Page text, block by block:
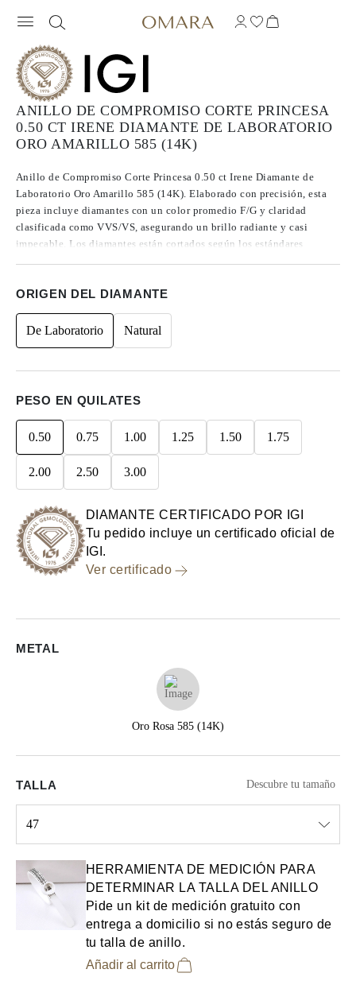
ANILLO DE COMPROMISO CORTE PRINCESA
0.50 CT IRENE DIAMANTE DE LABORATORIO
ORO AMARILLO 585 (14K)
Anillo de Compromiso Corte Princesa 0.50 ct Irene Diamante de
Laboratorio Oro Amarillo 585 (14K). Elaborado con precisión, esta
pieza incluye diamantes con un color promedio F/G y claridad
clasificada como VVS/VS, asegurando un brillo radiante y casi
impecable. Los diamantes están cortados según los estándares
excepcional, y no presentan fluorescencia.
ORIGEN DEL DIAMANTE
De Laboratorio Natural
PESO EN QUILATES
0.50 0.75 1.00 1.25 1.50 1.75
2.00 2.50 3.00
DIAMANTE CERTIFICADO POR IGI
Tu pedido incluye un certificado oficial de
IGI.
Ver certificado
METAL
Oro Rosa 585 (14K)
TALLA Descubre tu tamaño
47
HERRAMIENTA DE MEDICIÓN PARA
DETERMINAR LA TALLA DEL ANILLO
Pide un kit de medición gratuito con
entrega a domicilio si no estás seguro de
tu talla de anillo.
Añadir al carrito